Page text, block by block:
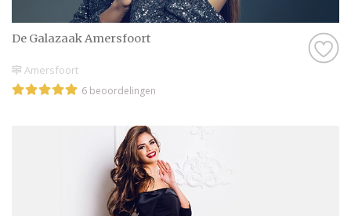
De Galazaak Amersfoort
Amersfoort
6 beoordelingen